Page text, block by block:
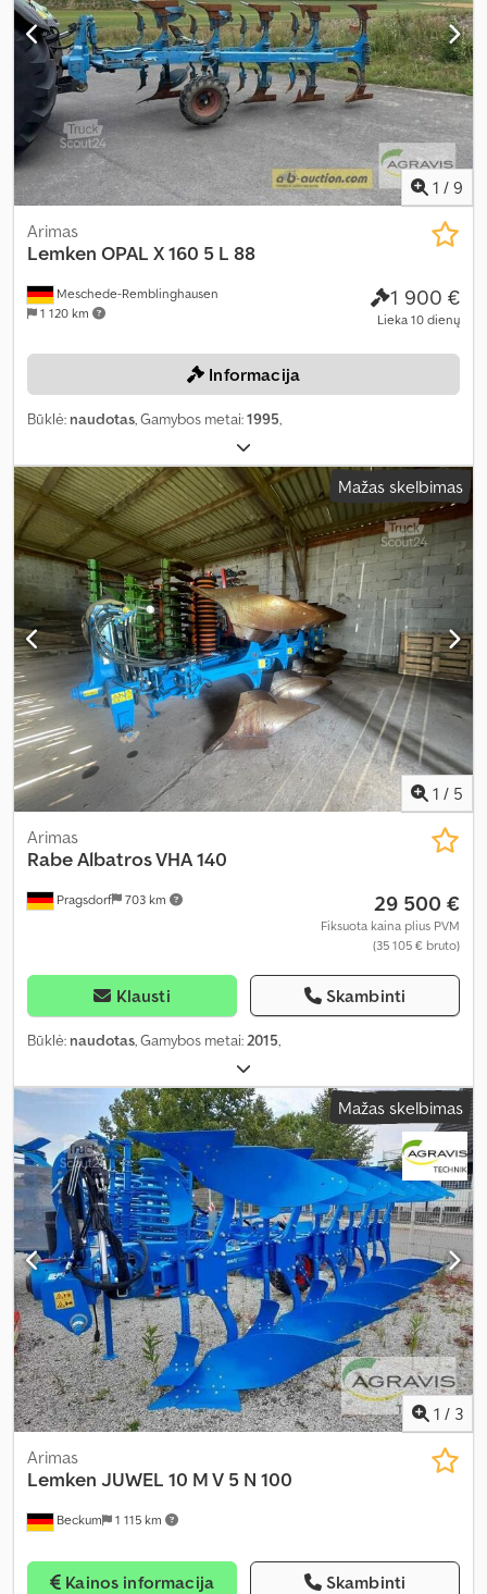
1 / 9
Meschede-Remblinghausen
1 120 km
Arimas
Lemken OPAL X 160 5 L 88
1 900 €
Lieka 10 dienų
Informacija
Būklė: naudotas, Gamybos metai:1995,
Mažas skelbimas
1 / 5
Pragsdorf 703 km
Arimas
RabeAlbatros VHA 140
29 500 €
Fiksuota kaina plius PVM
(35 105 € bruto)
Klausti Skambinti
Būklė: naudotas, Gamybos metai:2015,
Mažas skelbimas
1 / 3
Beckum 1 115 km
Arimas
Lemken JUWEL 10 M V 5 N 100
Kainos informacija Skambinti